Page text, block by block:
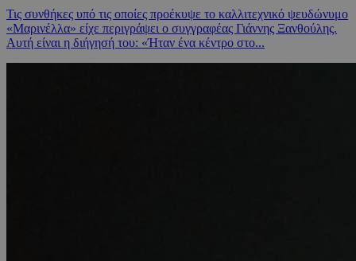
Τις συνθήκες υπό τις οποίες προέκυψε το καλλιτεχνικό ψευδώνυμο
«Μαρινέλλα» είχε περιγράψει ο συγγραφέας Γιάννης Ξανθούλης.
Αυτή είναι η διήγησή του: «Ήταν ένα κέντρο στο...